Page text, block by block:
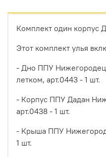
Комплект один корпус
Этот комплект улья
- Дно ППУ Нижегородец
летком, арт.0443 - 1 шт.
- Корпус ППУ Дадан
арт.0438 - 1 шт.
- Крыша ППУ
1 шт.